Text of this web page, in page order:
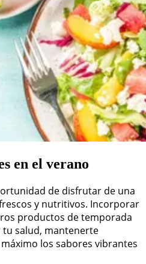
en el verano
de disfrutar de una
y nutritivos. Incorporar
productos de temporada
salud, mantenerte
los sabores vibrantes